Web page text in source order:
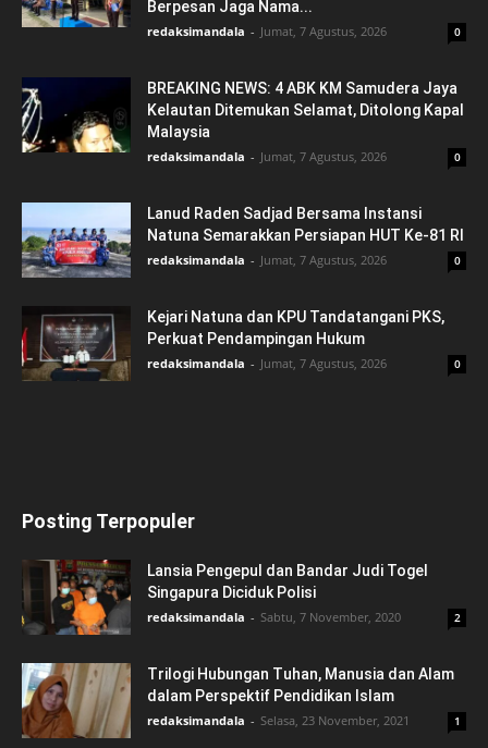
Berpesan Jaga Nama...
redaksimandala - Jumat, 7 Agustus, 2026 0
BREAKING NEWS: 4 ABK KM Samudera Jaya
Kelautan Ditemukan Selamat, Ditolong Kapal
Malaysia
redaksimandala - Jumat, 7 Agustus, 2026 0
Lanud Raden Sadjad Bersama Instansi
Natuna Semarakkan Persiapan HUT Ke-81 RI
redaksimandala - Jumat, 7 Agustus, 2026 0
Kejari Natuna dan KPU Tandatangani PKS,
Perkuat Pendampingan Hukum
redaksimandala - Jumat, 7 Agustus, 2026 0
Posting Terpopuler
Lansia Pengepul dan Bandar Judi Togel
Singapura Diciduk Polisi
redaksimandala - Sabtu, 7 November, 2020 2
Trilogi Hubungan Tuhan, Manusia dan Alam
dalam Perspektif Pendidikan Islam
redaksimandala - Selasa, 23 November, 2021 1